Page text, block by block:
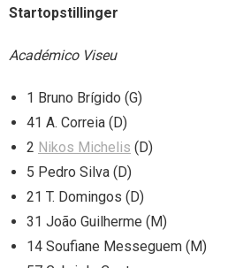
Startopstillinger
Académico Viseu
1 Bruno Brígido (G)
41 A. Correia (D)
2 Nikos Michelis (D)
5 Pedro Silva (D)
21 T. Domingos (D)
31 João Guilherme (M)
14 Soufiane Messeguem (M)